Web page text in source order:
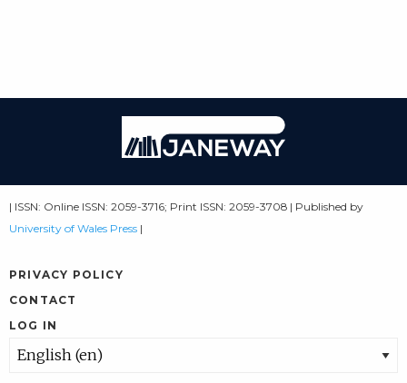
| ISSN: Online ISSN: 2059-3716; Print ISSN: 2059-3708 | Published by
University of Wales Press|
PRIVACY POLICY
CONTACT
LOG IN